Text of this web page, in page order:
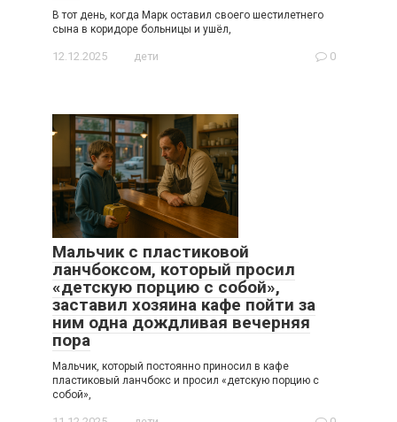
В тот день, когда Марк оставил своего шестилетнего
сына в коридоре больницы и ушёл,
12.12.2025 дети 0
Мальчик с пластиковой
ланчбоксом, который просил
«детскую порцию с собой»,
заставил хозяина кафе пойти за
ним одна дождливая вечерняя
пора
Мальчик, который постоянно приносил в кафе
пластиковый ланчбокс и просил «детскую порцию с
собой»,